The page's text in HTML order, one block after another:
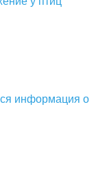
информация о